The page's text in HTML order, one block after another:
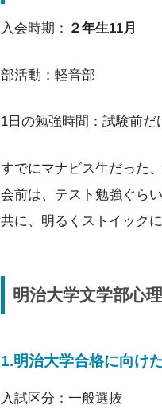
入会時期： ２年生11月
部活動：軽音部
1日の勉強時間：試験前だ
すでにマナビス生だった
会前は、テスト勉強ぐら
共に、明るくストイック
明治大学文学部心
1.明治大学合格に向け
入試区分：一般選抜